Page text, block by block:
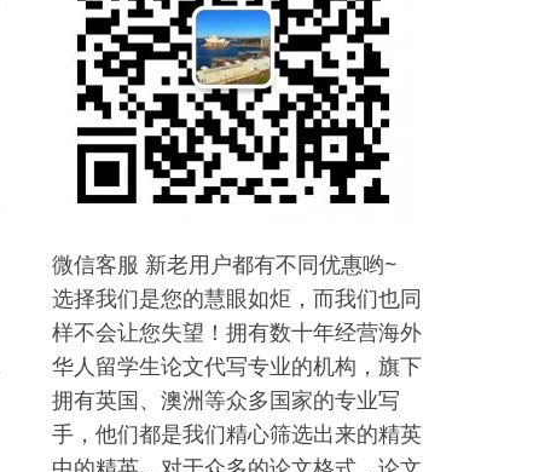
微信客服 新老用户都有不同优惠哟~
选择我们是您的慧眼如炬，而我们也同
样不会让您失望！拥有数十年经营海外
华人留学生论文代写专业的机构，旗下
拥有英国、澳洲等众多国家的专业写
手，他们都是我们精心筛选出来的精英